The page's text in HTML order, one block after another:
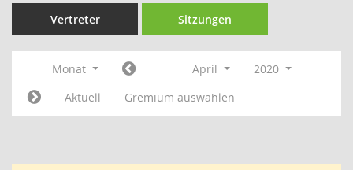
Vertreter Sitzungen
Monat April
2020
Aktuell
Gremium auswählen